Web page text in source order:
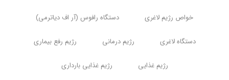
خواص رژیم لاغری دستگاه رافوس (آر اف دیاترمی)
دستگاه لاغری رژیم درمانی رژیم رفع بیماری
رژیم غذایی رژیم غذایی بارداری